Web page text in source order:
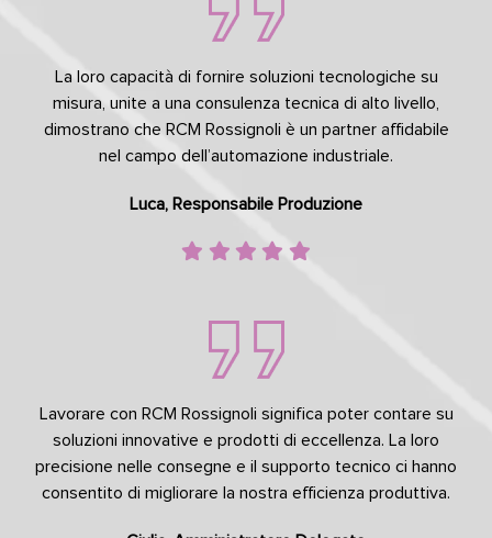
La loro capacità di fornire soluzioni tecnologiche su
misura, unite a una consulenza tecnica di alto livello,
dimostrano che RCM Rossignoli è un partner affidabile
nel campo dell’automazione industriale.
Luca, Responsabile Produzione
Lavorare con RCM Rossignoli significa poter contare su
soluzioni innovative e prodotti di eccellenza. La loro
precisione nelle consegne e il supporto tecnico ci hanno
consentito di migliorare la nostra efficienza produttiva.